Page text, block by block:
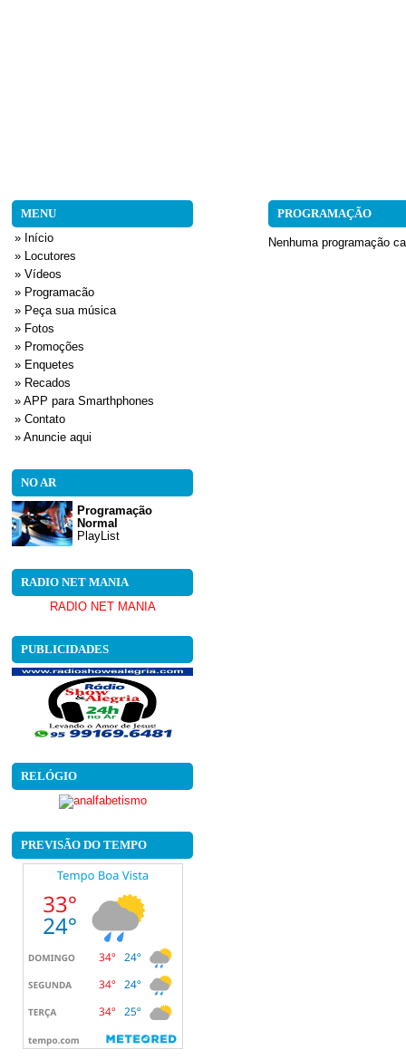
MENU
» Início
» Locutores
» Vídeos
» Programacão
» Peça sua música
» Fotos
» Promoções
» Enquetes
» Recados
» APP para Smarthphones
» Contato
» Anuncie aqui
NO AR
Programação
Normal
PlayList
RADIO NET MANIA
RADIO NET MANIA
PUBLICIDADES
RELÓGIO
PREVISÃO DO TEMPO
PROGRAMAÇÃO
Nenhuma programação